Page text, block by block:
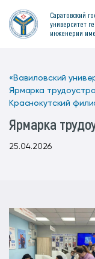
Саратовский
университет
инженерии
«Вавиловский
Ярмарка
Краснокутский
Ярмарка
25.04.2026